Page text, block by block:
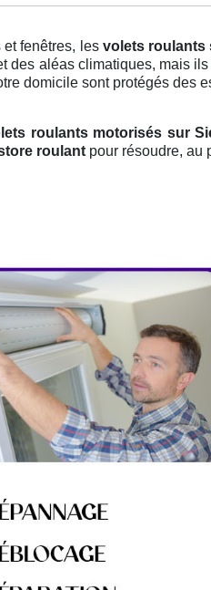
et fenêtres, les volets roulants
des aléas climatiques, mais
domicile sont protégés des
roulants motorisés sur
roulant pour résoudre, au